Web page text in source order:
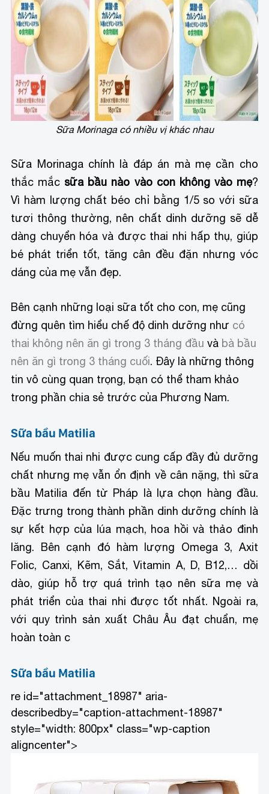
Sữa Morinaga có nhiều vị khác nhau
Sữa Morinaga chính là đáp án mà mẹ cần cho
thắc mắc sữa bầu nào vào con không vào mẹ?
Vì hàm lượng chất béo chỉ bằng 1/5 so với sữa
tươi thông thường, nên chất dinh dưỡng sẽ dễ
dàng chuyển hóa và được thai nhi hấp thụ, giúp
bé phát triển tốt, tăng cân đều đặn nhưng vóc
dáng của mẹ vẫn đẹp.
Bên cạnh những loại sữa tốt cho con, mẹ cũng
đừng quên tìm hiểu chế độ dinh dưỡng như có
thai không nên ăn gì trong 3 tháng đầu và bà bầu
nên ăn gì trong 3 tháng cuối. Đây là những thông
tin vô cùng quan trọng, bạn có thể tham khảo
trong phần chia sẻ trước của Phương Nam.
Sữa bầu Matilia
Nếu muốn thai nhi được cung cấp đầy đủ dưỡng
chất nhưng mẹ vẫn ổn định về cân nặng, thì sữa
bầu Matilia đến từ Pháp là lựa chọn hàng đầu.
Đặc trưng trong thành phần dinh dưỡng chính là
sự kết hợp của lúa mạch, hoa hồi và thảo đinh
lăng. Bên cạnh đó hàm lượng Omega 3, Axit
Folic, Canxi, Kẽm, Sắt, Vitamin A, D, B12,… dồi
dào, giúp hỗ trợ quá trình tạo nên sữa mẹ và
phát triển của thai nhi được tốt nhất. Ngoài ra,
với quy trình sản xuất Châu Âu đạt chuẩn, mẹ
hoàn toàn c
Sữa bầu Matilia
re id="attachment_18987" aria-
describedby="caption-attachment-18987"
style="width: 800px" class="wp-caption
aligncenter">